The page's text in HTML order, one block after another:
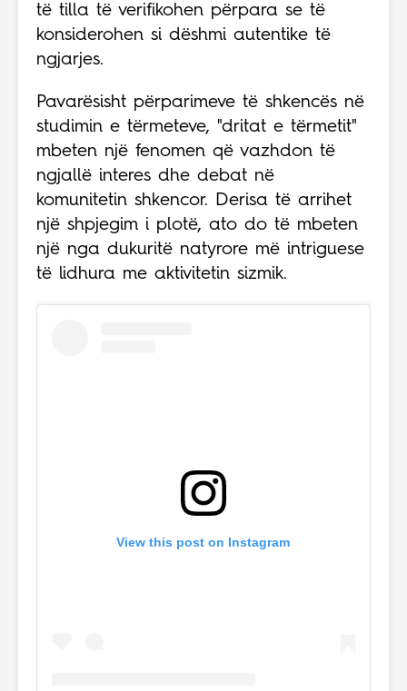
të tilla të verifikohen përpara se të
konsiderohen si dëshmi autentike të
ngjarjes.
Pavarësisht përparimeve të shkencës në
studimin e tërmeteve, "dritat e tërmetit"
mbeten një fenomen që vazhdon të
ngjallë interes dhe debat në
komunitetin shkencor. Derisa të arrihet
një shpjegim i plotë, ato do të mbeten
një nga dukuritë natyrore më intriguese
të lidhura me aktivitetin sizmik.
View this post on Instagram